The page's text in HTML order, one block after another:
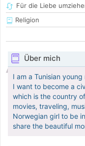
Für die Liebe
Religion
Über mich
I am a Tunisian
I want to become a
which is the country
movies, traveling,
Norwegian girl to be
share the beautiful